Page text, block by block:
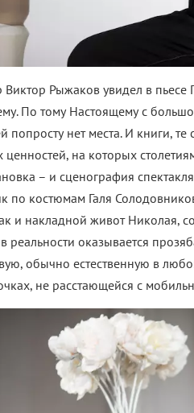
Виктор Рыжаков увидел в
По тому Настоящему с
попросту нет места. И книги,
ценностей, на которых
– и сценография
по костюмам Галя
и накладной живот Николая,
реальности оказывается
обычно естественную в
не расстающейся с